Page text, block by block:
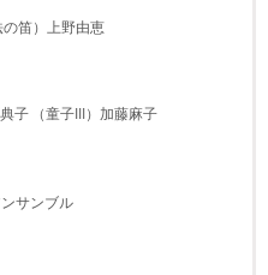
の笛）上野由恵
子 （童子III）加藤麻子
サンブル